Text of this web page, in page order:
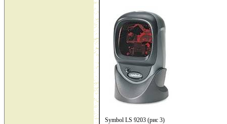
Symbol LS 9203 (рис 3)